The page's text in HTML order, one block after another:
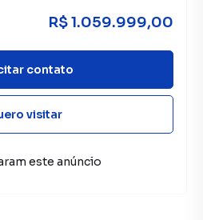
R$ 1.059.999,00
contato
visitar
este anúncio